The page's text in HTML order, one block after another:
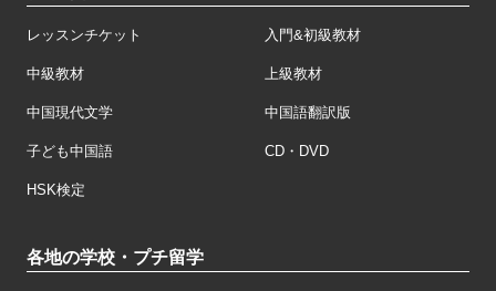
レッスンチケット 入門&初級教材
中級教材 上級教材
中国現代文学 中国語翻訳版
子ども中国語 CD・DVD
HSK検定
各地の学校・プチ留学